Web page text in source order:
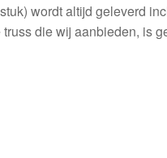
wordt altijd geleverd
die wij aanbieden, is